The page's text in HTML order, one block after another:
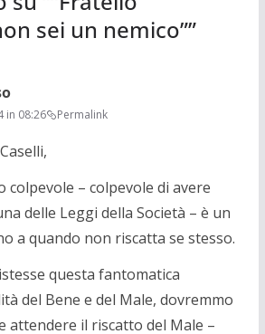
sei un nemico””
in 08:26 Permalink
colpevole – colpevole di avere
delle Leggi della Società – è un
a quando non riscatta se stesso.
questa fantomatica
del Bene e del Male, dovremmo
attendere il riscatto del Male –